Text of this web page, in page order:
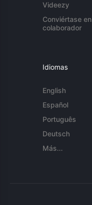
Videezy
Conviértase en
colaborador
Idiomas
English
Español
Português
Deutsch
Más...